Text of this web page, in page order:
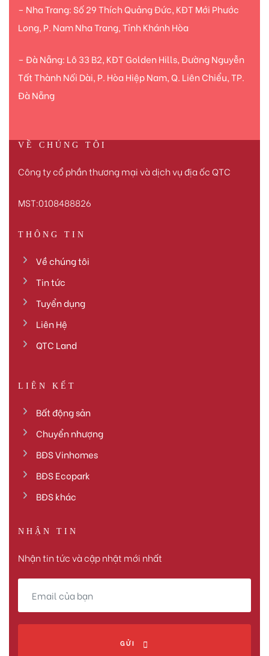
– Nha Trang: Số 29 Thích Quảng Đức, KĐT Mới Phước
Long, P. Nam Nha Trang, Tỉnh Khánh Hòa
– Đà Nẵng: Lô 33 B2, KĐT Golden Hills, Đường Nguyễn
Tất Thành Nối Dài, P. Hòa Hiệp Nam, Q. Liên Chiểu, TP.
Đà Nẵng
VỀ CHÚNG TÔI
Công ty cổ phần thương mại và dịch vụ địa ốc QTC
MST:0108488826
THÔNG TIN
Về chúng tôi
Tin tức
Tuyển dụng
Liên Hệ
QTC Land
LIÊN KẾT
Bất động sản
Chuyển nhượng
BĐS Vinhomes
BĐS Ecopark
BĐS khác
NHẬN TIN
Nhận tin tức và cập nhật mới nhất
GỬI